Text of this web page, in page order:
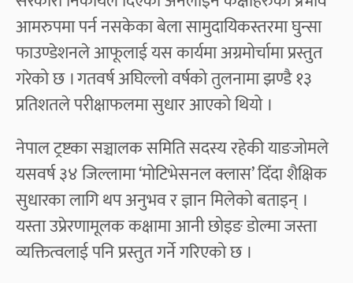
आमरुपमा पर्न नसकेका बेला सामुदायिकस्तरमा घुन्सा
फाउण्डेशनले आफूलाई यस कार्यमा अग्रमोर्चामा प्रस्तुत
गरेको छ । गतवर्ष अघिल्लो वर्षको तुलनामा झण्डै १३
प्रतिशतले परीक्षाफलमा सुधार आएको थियो ।
नेपाल ट्रष्टका सञ्चालक समिति सदस्य रहेकी याङजोमले
यसवर्ष ३४ जिल्लामा ‘मोटिभेसनल क्लास’ दिँदा शैक्षिक
सुधारका लागि थप अनुभव र ज्ञान मिलेको बताइन् ।
यस्ता उप्रेरणामूलक कक्षामा आनी छोइङ डोल्मा जस्ता
व्यक्तित्वलाई पनि प्रस्तुत गर्ने गरिएको छ ।